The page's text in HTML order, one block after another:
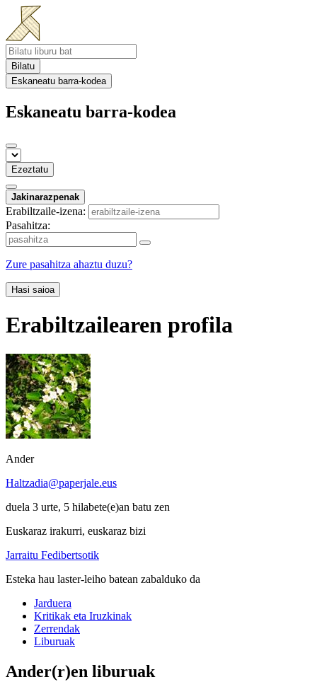
Bilatu
Eskaneatu barra-kodea
Eskaneatu barra-kodea
Ezeztatu
Jakinarazpenak
Erabiltzaile-izena:
Pasahitza:
Zure pasahitza ahaztu duzu?
Hasi saioa
Erabiltzailearen profila
Ander
Haltzadia@paperjale.eus
duela 3 urte, 5 hilabete(e)an batu zen
Euskaraz irakurri, euskaraz bizi
Jarraitu Fedibertsotik
Esteka hau laster-leiho batean zabalduko da
Jarduera
Kritikak eta Iruzkinak
Zerrendak
Liburuak
Ander(r)en liburuak